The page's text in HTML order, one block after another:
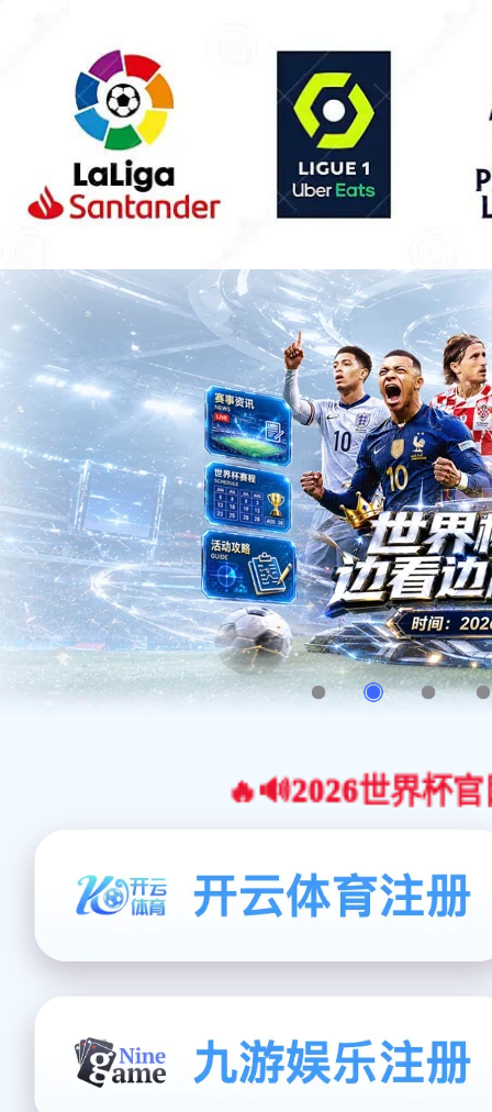
🔥🔊2026世界杯官网合